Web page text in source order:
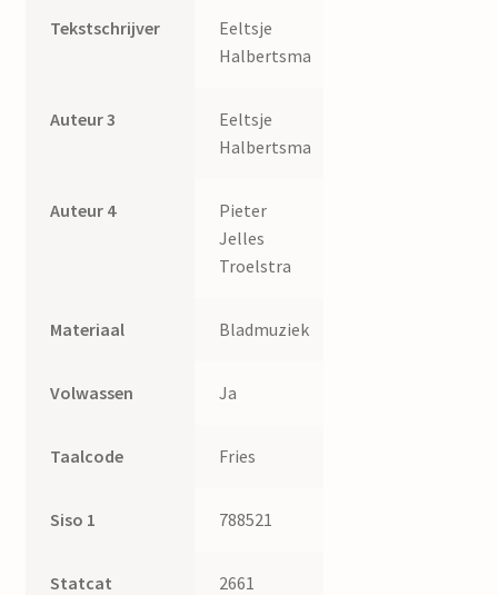
Tekstschrijver
Eeltsje
Halbertsma
Auteur 3
Eeltsje
Halbertsma
Auteur 4
Pieter
Jelles
Troelstra
Materiaal Bladmuziek
Volwassen Ja
Taalcode Fries
Siso 1 788521
Statcat 2661